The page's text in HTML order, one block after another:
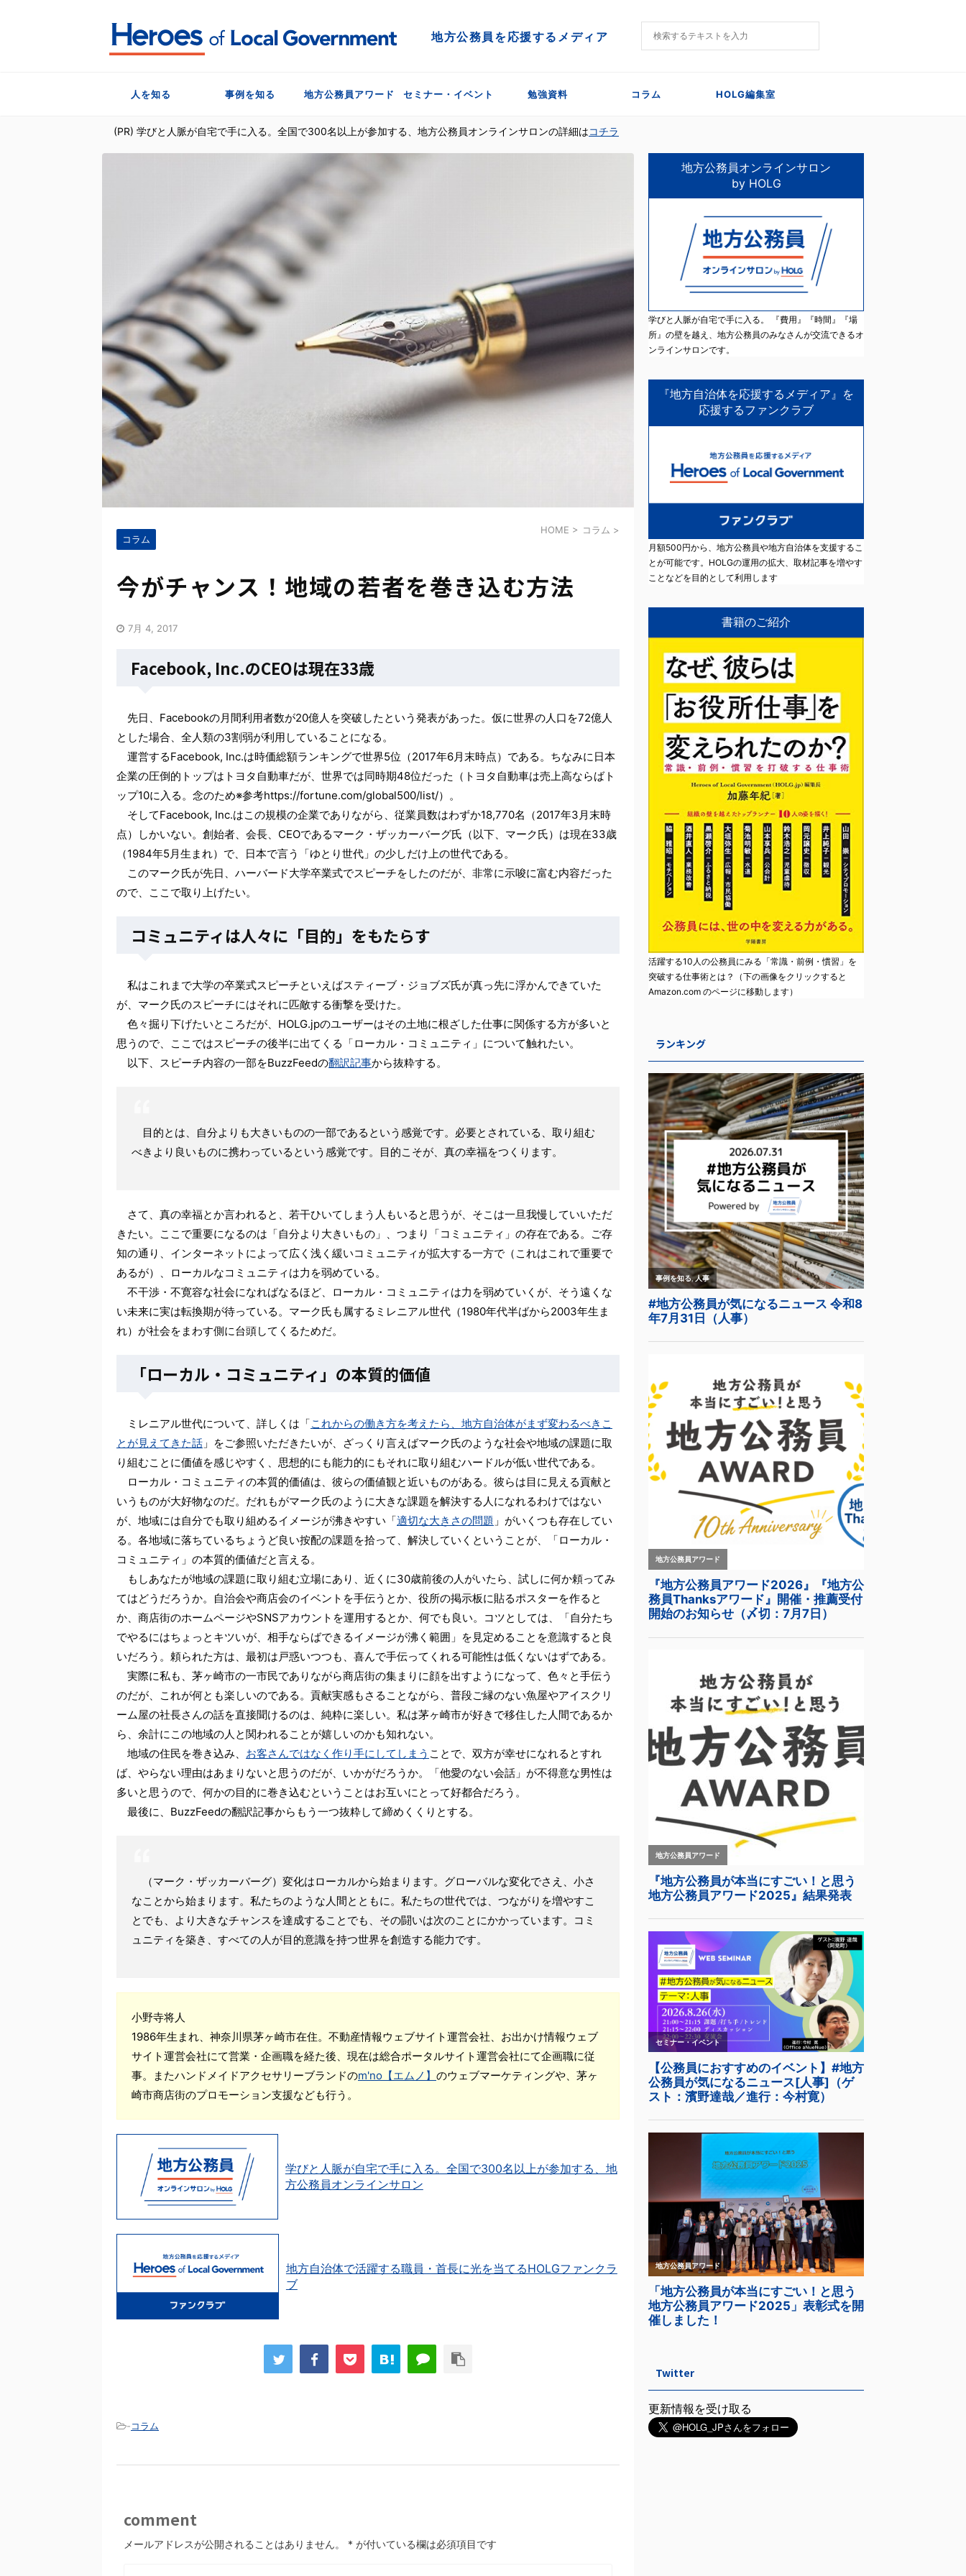
地方公務員を応援するメディア
人を知る 事例を知る 地方公務員アワード セミナー・イベント 勉強資料 コラム HOLG編集室
(PR) 学びと人脈が自宅で手に入る。全国で300名以上が参加する、地方公務員オンラインサロンの詳細はコチラ
HOME > コラム >
コラム
今がチャンス！地域の若者を巻き込む方法
7月 4, 2017
Facebook, Inc.のCEOは現在33歳
先日、Facebookの月間利用者数が20億人を突破したという発表があった。仮に世界の人口を72億人
とした場合、全人類の3割弱が利用していることになる。
運営するFacebook, Inc.は時価総額ランキングで世界5位（2017年6月末時点）である。ちなみに日本
企業の圧倒的トップはトヨタ自動車だが、世界では同時期48位だった（トヨタ自動車は売上高ならばト
ップ10に入る。念のため※参考https://fortune.com/global500/list/）。
そしてFacebook, Inc.はこの規模の企業でありながら、従業員数はわずか18,770名（2017年3月末時
点）しかいない。創始者、会長、CEOであるマーク・ザッカーバーグ氏（以下、マーク氏）は現在33歳
（1984年5月生まれ）で、日本で言う「ゆとり世代」の少しだけ上の世代である。
このマーク氏が先日、ハーバード大学卒業式でスピーチをしたのだが、非常に示唆に富む内容だった
ので、ここで取り上げたい。
コミュニティは人々に「目的」をもたらす
私はこれまで大学の卒業式スピーチといえばスティーブ・ジョブズ氏が真っ先に浮かんできていた
が、マーク氏のスピーチにはそれに匹敵する衝撃を受けた。
色々掘り下げたいところだが、HOLG.jpのユーザーはその土地に根ざした仕事に関係する方が多いと
思うので、ここではスピーチの後半に出てくる「ローカル・コミュニティ」について触れたい。
以下、スピーチ内容の一部をBuzzFeedの翻訳記事から抜粋する。
目的とは、自分よりも大きいものの一部であるという感覚です。必要とされている、取り組む
べきより良いものに携わっているという感覚です。目的こそが、真の幸福をつくります。
さて、真の幸福とか言われると、若干ひいてしまう人もいると思うが、そこは一旦我慢していいただ
きたい。ここで重要になるのは「自分より大きいもの」、つまり「コミュニティ」の存在である。ご存
知の通り、インターネットによって広く浅く緩いコミュニティが拡大する一方で（これはこれで重要で
あるが）、ローカルなコミュニティは力を弱めている。
不干渉・不寛容な社会になればなるほど、ローカル・コミュニティは力を弱めていくが、そう遠くな
い未来に実は転換期が待っている。マーク氏も属するミレニアル世代（1980年代半ばから2003年生ま
れ）が社会をまわす側に台頭してくるためだ。
「ローカル・コミュニティ」の本質的価値
ミレニアル世代について、詳しくは「これからの働き方を考えたら、地方自治体がまず変わるべきこ
とが見えてきた話 」をご参照いただきたいが、ざっくり言えばマーク氏のような社会や地域の課題に取
り組むことに価値を感じやすく、思想的にも能力的にもそれに取り組むハードルが低い世代である。
ローカル・コミュニティの本質的価値は、彼らの価値観と近いものがある。彼らは目に見える貢献と
いうものが大好物なのだ。だれもがマーク氏のように大きな課題を解決する人になれるわけではない
が、地域には自分でも取り組めるイメージが沸きやすい「適切な大きさの問題 」がいくつも存在してい
る。各地域に落ちているちょうど良い按配の課題を拾って、解決していくということが、「ローカル・
コミュニティ」の本質的価値だと言える。
もしあなたが地域の課題に取り組む立場にあり、近くに30歳前後の人がいたら、試しに何か頼ってみ
てはどうだろうか。自治会や商店会のイベントを手伝うとか、役所の掲示板に貼るポスターを作ると
か、商店街のホームページやSNSアカウントを運用するとか、何でも良い。コツとしては、「自分たち
でやるにはちょっとキツいが、相手ならばできるイメージが沸く範囲」を見定めることを意識すると良
いだろう。頼られた方は、最初は戸惑いつつも、喜んで手伝ってくれる可能性は低くないはずである。
実際に私も、茅ヶ崎市の一市民でありながら商店街の集まりに顔を出すようになって、色々と手伝う
のだが、これが何とも楽しいのである。貢献実感もさることながら、普段ご縁のない魚屋やアイスクリ
ーム屋の社長さんの話を直接聞けるのは、純粋に楽しい。私は茅ヶ崎市が好きで移住した人間であるか
ら、余計にこの地域の人と関われることが嬉しいのかも知れない。
地域の住民を巻き込み、 お客さんではなく作り手にしてしまう ことで、双方が幸せになれるとすれ
ば、やらない理由はあまりないと思うのだが、いかがだろうか。「他愛のない会話」が不得意な男性は
多いと思うので、何かの目的に巻き込むということはお互いにとって好都合だろう。
最後に、BuzzFeedの翻訳記事からもう一つ抜粋して締めくくりとする。
（マーク・ザッカーバーグ）変化はローカルから始まります。グローバルな変化でさえ、小さ
なことから始まります。私たちのような人間とともに。私たちの世代では、つながりを増やすこ
とでも、より大きなチャンスを達成することでも、その闘いは次のことにかかっています。コミ
ュニティを築き、すべての人が目的意識を持つ世界を創造する能力です。
小野寺将人
1986年生まれ、神奈川県茅ヶ崎市在住。不動産情報ウェブサイト運営会社、お出かけ情報ウェブ
サイト運営会社にて営業・企画職を経た後、現在は総合ポータルサイト運営会社にて企画職に従
事。またハンドメイドアクセサリーブランドのm'no【エムノ】 のウェブマーケティングや、茅ヶ
崎市商店街のプロモーション支援なども行う。
学びと人脈が自宅で手に入る。全国で300名以上が参加する、地
方公務員オンラインサロン
地方自治体で活躍する職員・首長に光を当てるHOLGファンクラ
ブ
-コラム
comment
メールアドレスが公開されることはありません。 * が付いている欄は必須項目です
地方公務員オンラインサロン
by HOLG
学びと人脈が自宅で手に入る。 『費用』『時間』『場
所』の壁を越え、地方公務員のみなさんが交流できるオ
ンラインサロンです。
『地方自治体を応援するメディア』を
応援するファンクラブ
月額500円から、地方公務員や地方自治体を支援するこ
とが可能です。HOLGの運用の拡大、取材記事を増やす
ことなどを目的として利用します
書籍のご紹介
活躍する10人の公務員にみる「常識・前例・慣習」を
突破する仕事術とは？（下の画像をクリックすると
Amazon.com のページに移動します）
ランキング
Twitter
更新情報を受け取る